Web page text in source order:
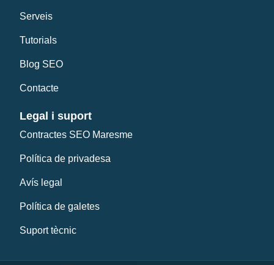
Serveis
Tutorials
Blog SEO
Contacte
Legal i suport
Contractes SEO Maresme
Política de privadesa
Avís legal
Política de galetes
Suport tècnic